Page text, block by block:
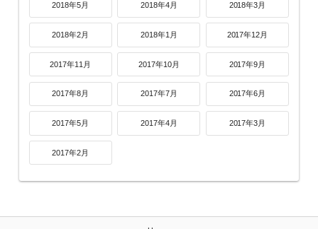
2018年5月 2018年4月 2018年3月
2018年2月 2018年1月 2017年12月
2017年11月 2017年10月 2017年9月
2017年8月 2017年7月 2017年6月
2017年5月 2017年4月 2017年3月
2017年2月